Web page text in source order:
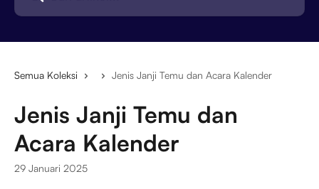
Semua Koleksi Jenis Janji Temu dan Acara Kalender
Jenis Janji Temu dan
Acara Kalender
29 Januari 2025